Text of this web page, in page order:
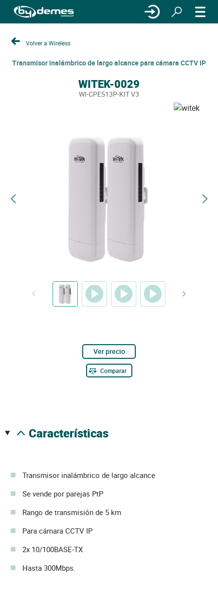
Volver a Wireless
Transmisor inalámbrico de largo alcance para cámara CCTV IP
WITEK-0029
WI-CPE513P-KIT V3
Ver precio
Comparar
características
Transmisor inalámbrico de largo alcance
Se vende por parejas PtP
Rango de transmisión de 5 km
Para cámara CCTV IP
2x 10/100BASE-TX
Hasta 300Mbps.